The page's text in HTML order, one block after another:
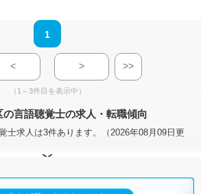
1
< > >>
（1～3件目を表示中）
言語聴覚士の求人・転職傾向
士求人は3件あります。（2026年08月09日更
求人の他に、
きます。